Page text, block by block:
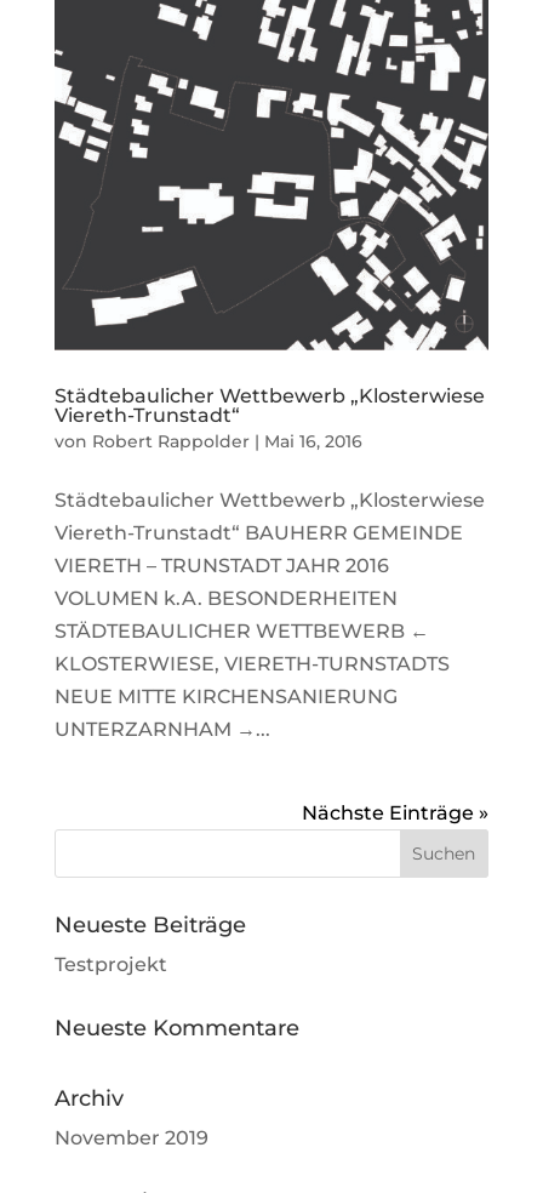
Städtebaulicher Wettbewerb „Klosterwiese
Viereth-Trunstadt“
von Robert Rappolder| Mai 16, 2016
Städtebaulicher Wettbewerb „Klosterwiese
Viereth-Trunstadt“ BAUHERR GEMEINDE
VIERETH – TRUNSTADT JAHR 2016
VOLUMEN k.A. BESONDERHEITEN
STÄDTEBAULICHER WETTBEWERB ←
KLOSTERWIESE, VIERETH-TURNSTADTS
NEUE MITTE KIRCHENSANIERUNG
UNTERZARNHAM →...
Nächste Einträge »
Neueste Beiträge
Testprojekt
Neueste Kommentare
Archiv
November 2019